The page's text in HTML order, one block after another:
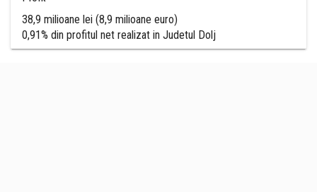
38,9 milioane lei (8,9 milioane euro)
0,91% din profitul net realizat in Judetul Dolj